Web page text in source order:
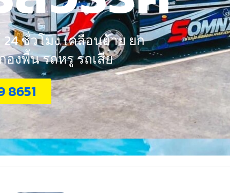
ชั่วโมง เคลื่อนย้าย ยก
งพื้น รถหรู รถเสีย
8651